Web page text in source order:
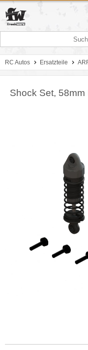
RC Autos Ersatzteile
Shock Set,